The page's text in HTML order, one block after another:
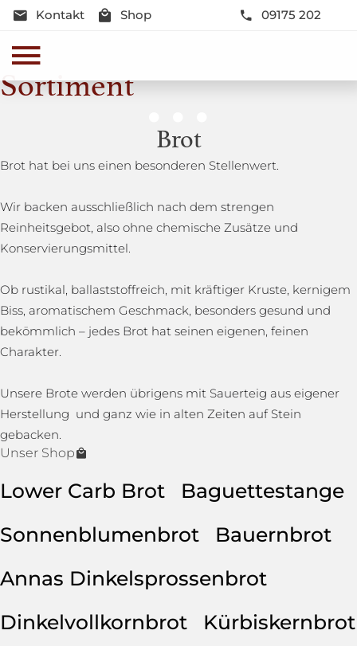
Kontakt Shop 09175 202
Sortiment
Genussmomente
Herzhaft oder süß - Beste Qualität und Frische sind
Brot
Brot hat bei uns einen besonderen Stellenwert.
Wir backen ausschließlich nach dem strengen
Reinheitsgebot, also ohne chemische Zusätze und
Konservierungsmittel.
Ob rustikal, ballaststoffreich, mit kräftiger Kruste, kernigem
Biss, aromatischem Geschmack, besonders gesund und
bekömmlich – jedes Brot hat seinen eigenen, feinen
Charakter.
Unsere Brote werden übrigens mit Sauerteig aus eigener
Herstellung und ganz wie in alten Zeiten auf Stein
gebacken.
Unser Shop
Lower Carb Brot
Baguettestange
Sonnenblumenbrot
Bauernbrot
Annas Dinkelsprossenbrot
Dinkelvollkornbrot
Kürbiskernbrot